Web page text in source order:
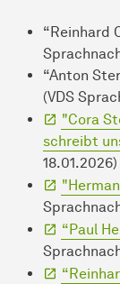
“Reinhard
“Anton
(VDS
"Cora
schreibt
18.01.2026)
“Paul